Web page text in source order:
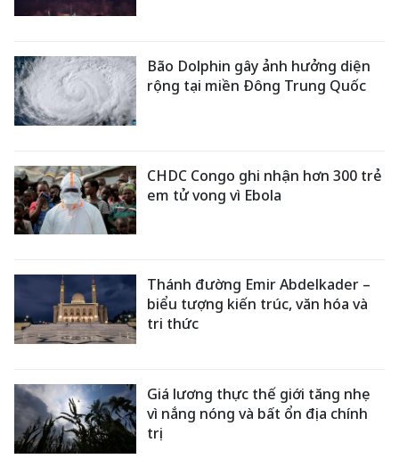
Bão Dolphin gây ảnh hưởng diện
rộng tại miền Đông Trung Quốc
CHDC Congo ghi nhận hơn 300 trẻ
em tử vong vì Ebola
Thánh đường Emir Abdelkader –
biểu tượng kiến trúc, văn hóa và
tri thức
Giá lương thực thế giới tăng nhẹ
vì nắng nóng và bất ổn địa chính
trị